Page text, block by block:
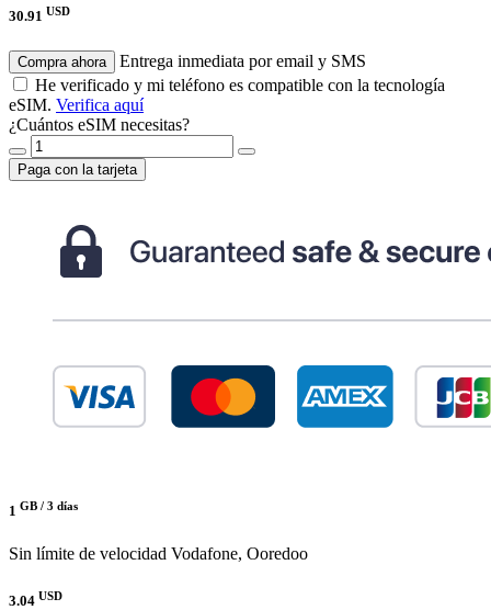
30.91 USD
Compra ahora
Entrega inmediata por email y SMS
He verificado y mi teléfono es compatible con la tecnología
eSIM. Verifica aquí
¿Cuántos eSIM necesitas?
Paga con la tarjeta
1 GB / 3 días
Sin límite de velocidad Vodafone, Ooredoo
3.04 USD